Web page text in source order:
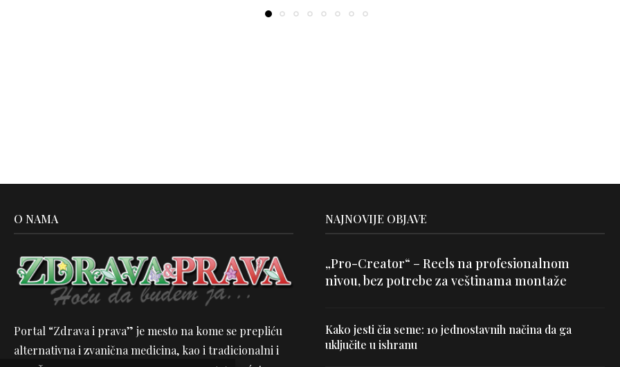
O NAMA
Portal “Zdrava i prava” je mesto na kome se prepliću
alternativna i zvanična medicina, kao i tradicionalni i
NAJNOVIJE OBJAVE
„Pro-Creator“ – Reels na profesionalnom
nivou, bez potrebe za veštinama montaže
Kako jesti čia seme: 10 jednostavnih načina da ga
uključite u ishranu